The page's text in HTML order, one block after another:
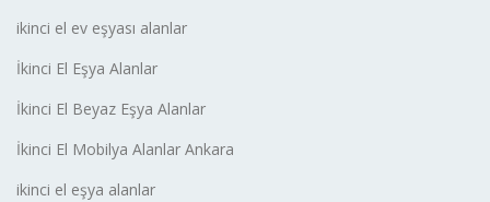
ikinci el ev eşyası alanlar
İkinci El Eşya Alanlar
İkinci El Beyaz Eşya Alanlar
İkinci El Mobilya Alanlar Ankara
ikinci el eşya alanlar